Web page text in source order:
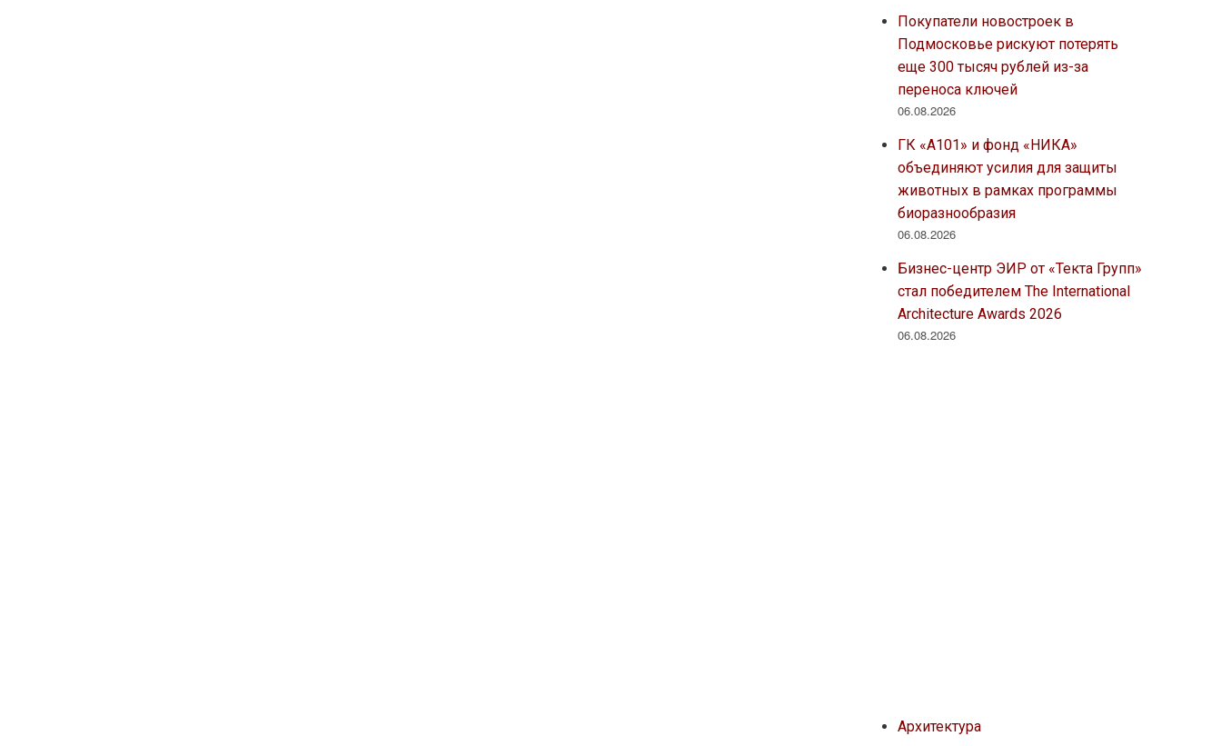
Покупатели новостроек в
Подмосковье рискуют потерять
еще 300 тысяч рублей из-за
переноса ключей
06.08.2026
ГК «А101» и фонд «НИКА»
объединяют усилия для защиты
животных в рамках программы
биоразнообразия
06.08.2026
Бизнес-центр ЭИР от «Текта Групп»
стал победителем The International
Architecture Awards 2026
06.08.2026
Архитектура